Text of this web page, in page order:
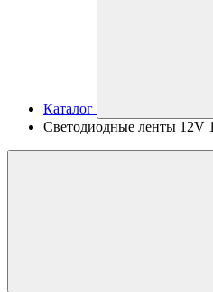
Каталог
Светодиодные ленты 12V